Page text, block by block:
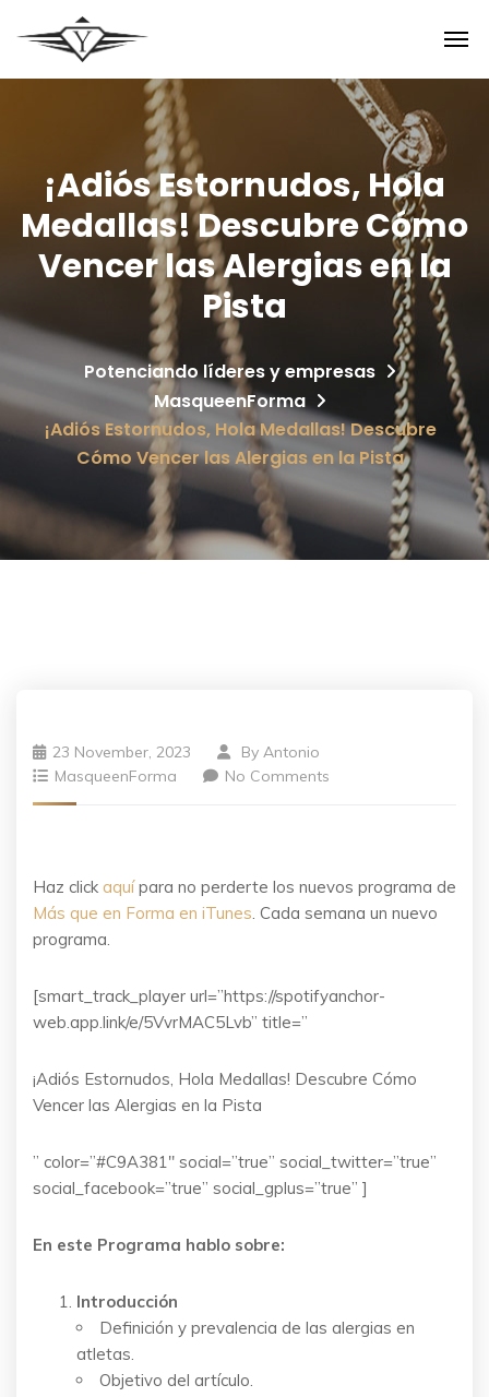
¡Adiós Estornudos, Hola
Medallas! Descubre Cómo
Vencer las Alergias en la
Pista
Potenciando líderes y empresas
MasqueenForma
¡Adiós Estornudos, Hola Medallas! Descubre
Cómo Vencer las Alergias en la Pista
23 November, 2023 By Antonio
MasqueenForma
No Comments
Haz click aquípara no perderte los nuevos programa de
Más que en Forma en iTunes. Cada semana un nuevo
programa.
[smart_track_player url=”https://spotifyanchor-
web.app.link/e/5VvrMAC5Lvb” title=”
¡Adiós Estornudos, Hola Medallas! Descubre Cómo
Vencer las Alergias en la Pista
” color=”#C9A381″ social=”true” social_twitter=”true”
social_facebook=”true” social_gplus=”true” ]
En este Programa hablo sobre:
Introducción
Definición y prevalencia de las alergias en
atletas.
Objetivo del artículo.